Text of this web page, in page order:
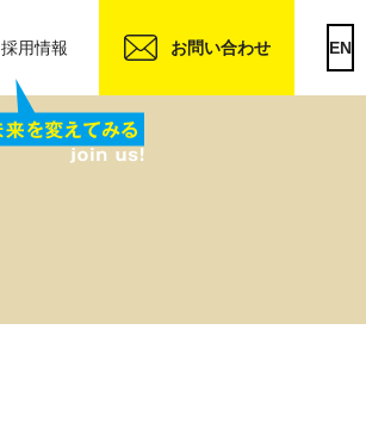
EN
採用情報 お問い合わせ